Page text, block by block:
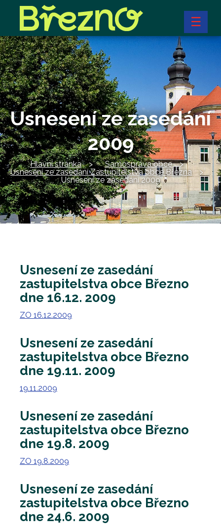
☰
Usnesení ze zasedání
2009
Hlavní stránka
Samospráva obce
Usnesení ze zasedání Zastupitelstva obce Března
Usnesení ze zasedání 2009
Usnesení ze zasedání
zastupitelstva obce Březno
dne 16.12. 2009
ZO 16.12.2009
Usnesení ze zasedání
zastupitelstva obce Březno
dne 19.11. 2009
19.11.2009
Usnesení ze zasedání
zastupitelstva obce Březno
dne 19.8. 2009
ZO 19.8.2009
Usnesení ze zasedání
zastupitelstva obce Březno
dne 24.6. 2009